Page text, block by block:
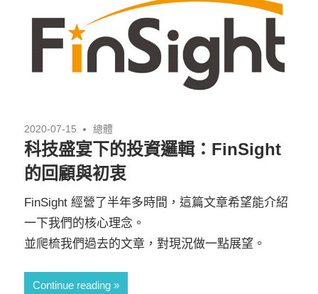
2020-07-15 總體
科技盛宴下的投資邏輯：FinSight
的回顧與初衷
FinSight 經營了半年多時間，這篇文章希望能介紹
一下我們的核心理念。
並爬梳我們過去的文章，對現況做一點展望。
Continue reading